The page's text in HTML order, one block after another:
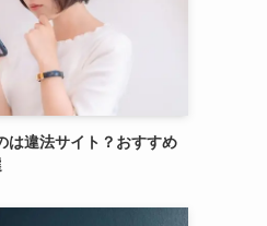
は違法サイト？おすすめ